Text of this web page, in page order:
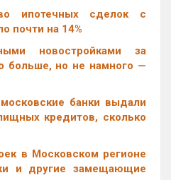
ипотечных сделок с
почти на 14%
новостройками за
больше, но не намного —
банки выдали
кредитов, сколько
в Московском регионе
и другие замещающие